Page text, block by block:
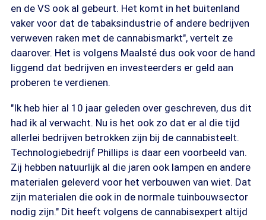
en de VS ook al gebeurt. Het komt in het buitenland
vaker voor dat de tabaksindustrie of andere bedrijven
verweven raken met de cannabismarkt", vertelt ze
daarover. Het is volgens Maalsté dus ook voor de hand
liggend dat bedrijven en investeerders er geld aan
proberen te verdienen.
"Ik heb hier al 10 jaar geleden over geschreven, dus dit
had ik al verwacht. Nu is het ook zo dat er al die tijd
allerlei bedrijven betrokken zijn bij de cannabisteelt.
Technologiebedrijf Phillips is daar een voorbeeld van.
Zij hebben natuurlijk al die jaren ook lampen en andere
materialen geleverd voor het verbouwen van wiet. Dat
zijn materialen die ook in de normale tuinbouwsector
nodig zijn." Dit heeft volgens de cannabisexpert altijd